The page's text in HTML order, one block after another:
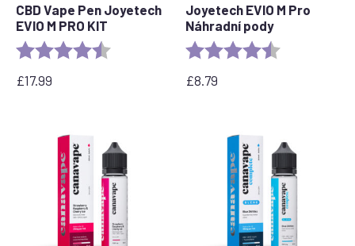
CBD Vape Pen Joyetech
EVIO M PRO KIT
Rating: 4.5 out of 5 stars
£17.99
Joyetech EVIO M Pro
Náhradní pody
Rating:
£8.79